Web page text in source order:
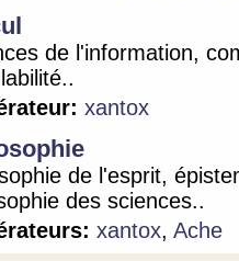
de l'information,
xantox
de l'esprit,
des sciences..
xantox, Ache